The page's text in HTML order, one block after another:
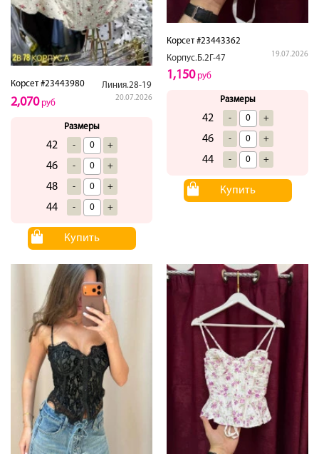
Корсет #23443980 Линия.28-19
20.07.2026
2,070руб
Размеры
42 - +
46 - +
48 - +
44 - +
Купить
Корсет #23443362
Корпус.Б.2Г-47
19.07.2026
1,150руб
Размеры
42 - +
46 - +
44 - +
Купить